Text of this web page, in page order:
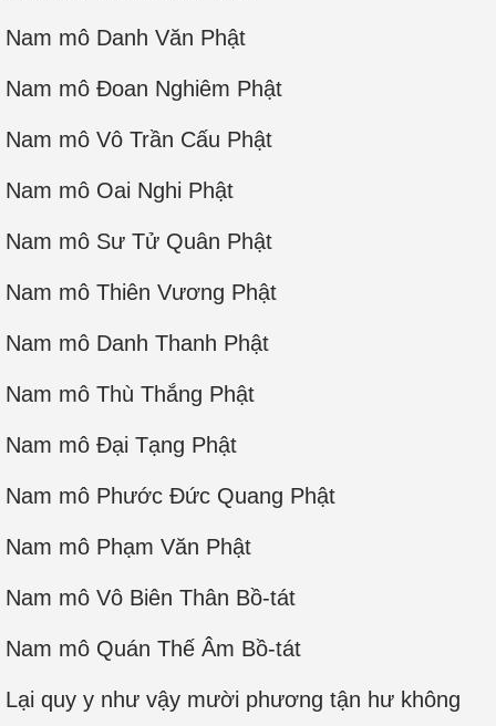
Nam mô Danh Văn Phật
Nam mô Đoan Nghiêm Phật
Nam mô Vô Trần Cấu Phật
Nam mô Oai Nghi Phật
Nam mô Sư Tử Quân Phật
Nam mô Thiên Vương Phật
Nam mô Danh Thanh Phật
Nam mô Thù Thắng Phật
Nam mô Đại Tạng Phật
Nam mô Phước Đức Quang Phật
Nam mô Phạm Văn Phật
Nam mô Vô Biên Thân Bồ-tát
Nam mô Quán Thế Âm Bồ-tát
Lại quy y như vậy mười phương tận hư không